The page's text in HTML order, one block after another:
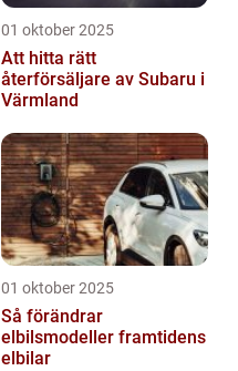
01 oktober 2025
Att hitta rätt
återförsäljare av Subaru i
Värmland
01 oktober 2025
Så förändrar
elbilsmodeller framtidens
elbilar